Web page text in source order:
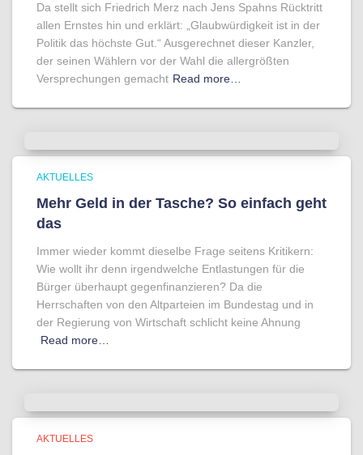
Da stellt sich Friedrich Merz nach Jens Spahns Rücktritt
allen Ernstes hin und erklärt: „Glaubwürdigkeit ist in der
Politik das höchste Gut.“ Ausgerechnet dieser Kanzler,
der seinen Wählern vor der Wahl die allergrößten
Versprechungen gemacht Read more…
AKTUELLES
Mehr Geld in der Tasche? So einfach geht
das
Immer wieder kommt dieselbe Frage seitens Kritikern:
Wie wollt ihr denn irgendwelche Entlastungen für die
Bürger überhaupt gegenfinanzieren? Da die
Herrschaften von den Altparteien im Bundestag und in
der Regierung von Wirtschaft schlicht keine Ahnung
Read more…
AKTUELLES